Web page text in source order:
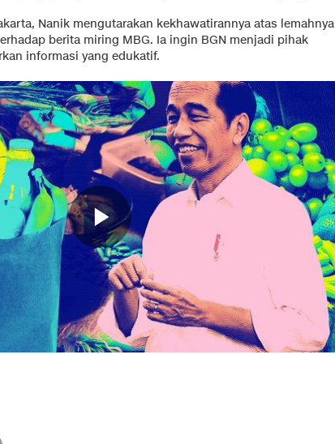
Nanik mengutarakan kekhawatirannya atas lemahnya
berita miring MBG. Ia ingin BGN menjadi pihak
informasi yang edukatif.